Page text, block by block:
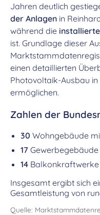
Jahren deutlich
der Anlagen in
während die
ist. Grundlage dieser
einen detaillierten
Photovoltaik-Ausbau
ermöglichen.
Zahlen der
30 Wohngebäude
17
14 Balkonkraftwerke
Insgesamt ergibt sich
Gesamtleistung von
Quelle: